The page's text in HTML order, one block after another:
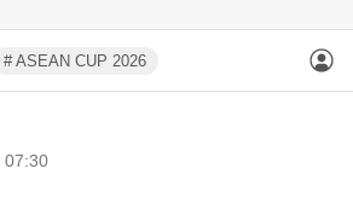
# ASEAN CUP 2026
07:30